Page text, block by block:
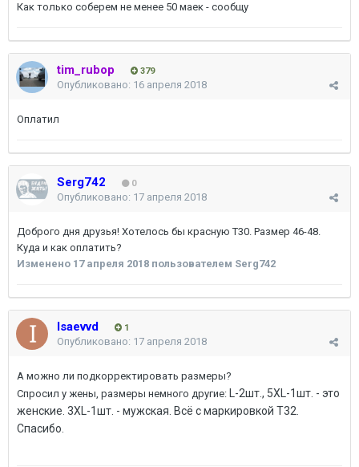
Как только соберем не менее 50 маек - сообщу
tim_rubop 379
Опубликовано: 16 апреля 2018
Оплатил
Serg742 0
Опубликовано: 17 апреля 2018
Доброго дня друзья! Хотелось бы красную Т30. Размер 46-48.
Куда и как оплатить?
Изменено 17 апреля 2018 пользователем Serg742
Isaevvd 1
Опубликовано: 17 апреля 2018
А можно ли подкорректировать размеры?
Спросил у жены, размеры немного другие: L-2шт., 5ХL-1шт. - это
женские. 3ХL-1шт. - мужская. Всё с маркировкой Т32.
Спасибо.